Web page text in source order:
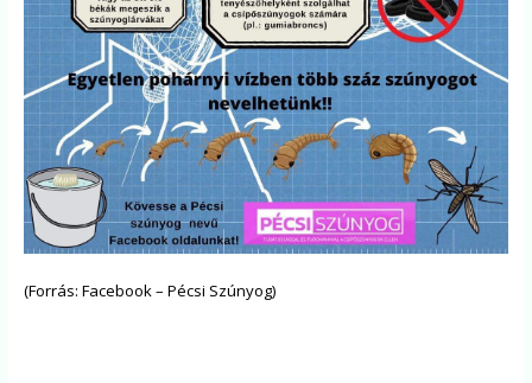
​(Forrás: Facebook – Pécsi Szúnyog)